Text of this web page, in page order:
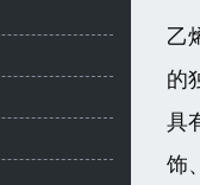
乙
的
具
饰